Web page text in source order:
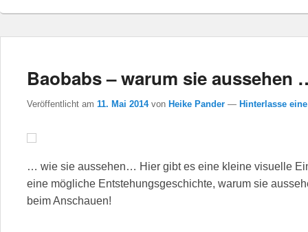
Baobabs – warum sie aussehen
Veröffentlicht am 11. Mai 2014 von Heike Pander — Hinterlasse
… wie sie aussehen… Hier gibt es eine kleine visuelle
eine mögliche Entstehungsgeschichte, warum sie
beim Anschauen!